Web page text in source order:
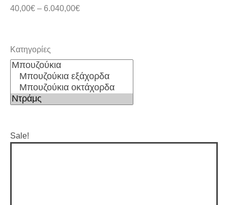
40,00€ – 6.040,00€
Κατηγορίες
Sale!